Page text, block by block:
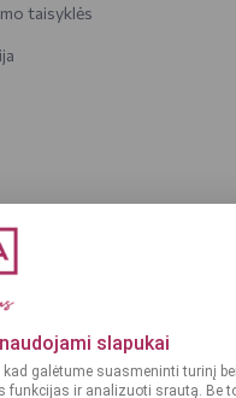
slapukai
galėtume suasmeninti turinį
funkcijas ir analizuoti srautą. Be
taisyklės
klausimai
Alkoholinius gėrimus gali įsigyti
ne mažiau kaip 20 metų.